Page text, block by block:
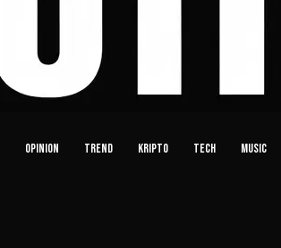
OPINION TREND KRIPTO TECH MUSIC